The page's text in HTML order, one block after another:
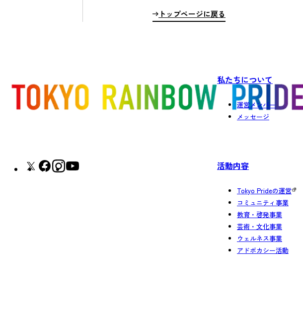
トップページに戻る
私たちについて
運営メンバー
メッセージ
活動内容
Tokyo Prideの運営
コミュニティ事業
教育・啓発事業
芸術・文化事業
ウェルネス事業
アドボカシー活動